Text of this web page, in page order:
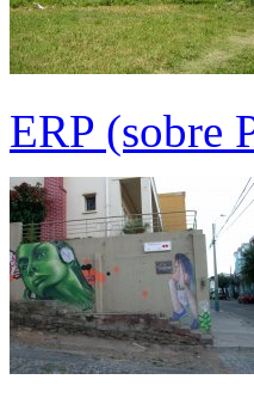
ERP (sobre